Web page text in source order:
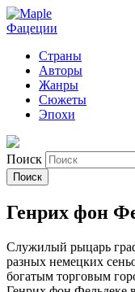
Фацеции
Страны
Авторы
Жанры
Сюжеты
Эпохи
Поиск
Генрих фон
Служилый рыцарь
разных немецких
богатым торговым